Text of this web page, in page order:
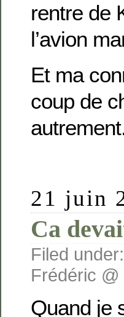
rentre de
l’avion
Et ma
coup de
21 juin
Ca
Filed under:
Frédéric
Quand je